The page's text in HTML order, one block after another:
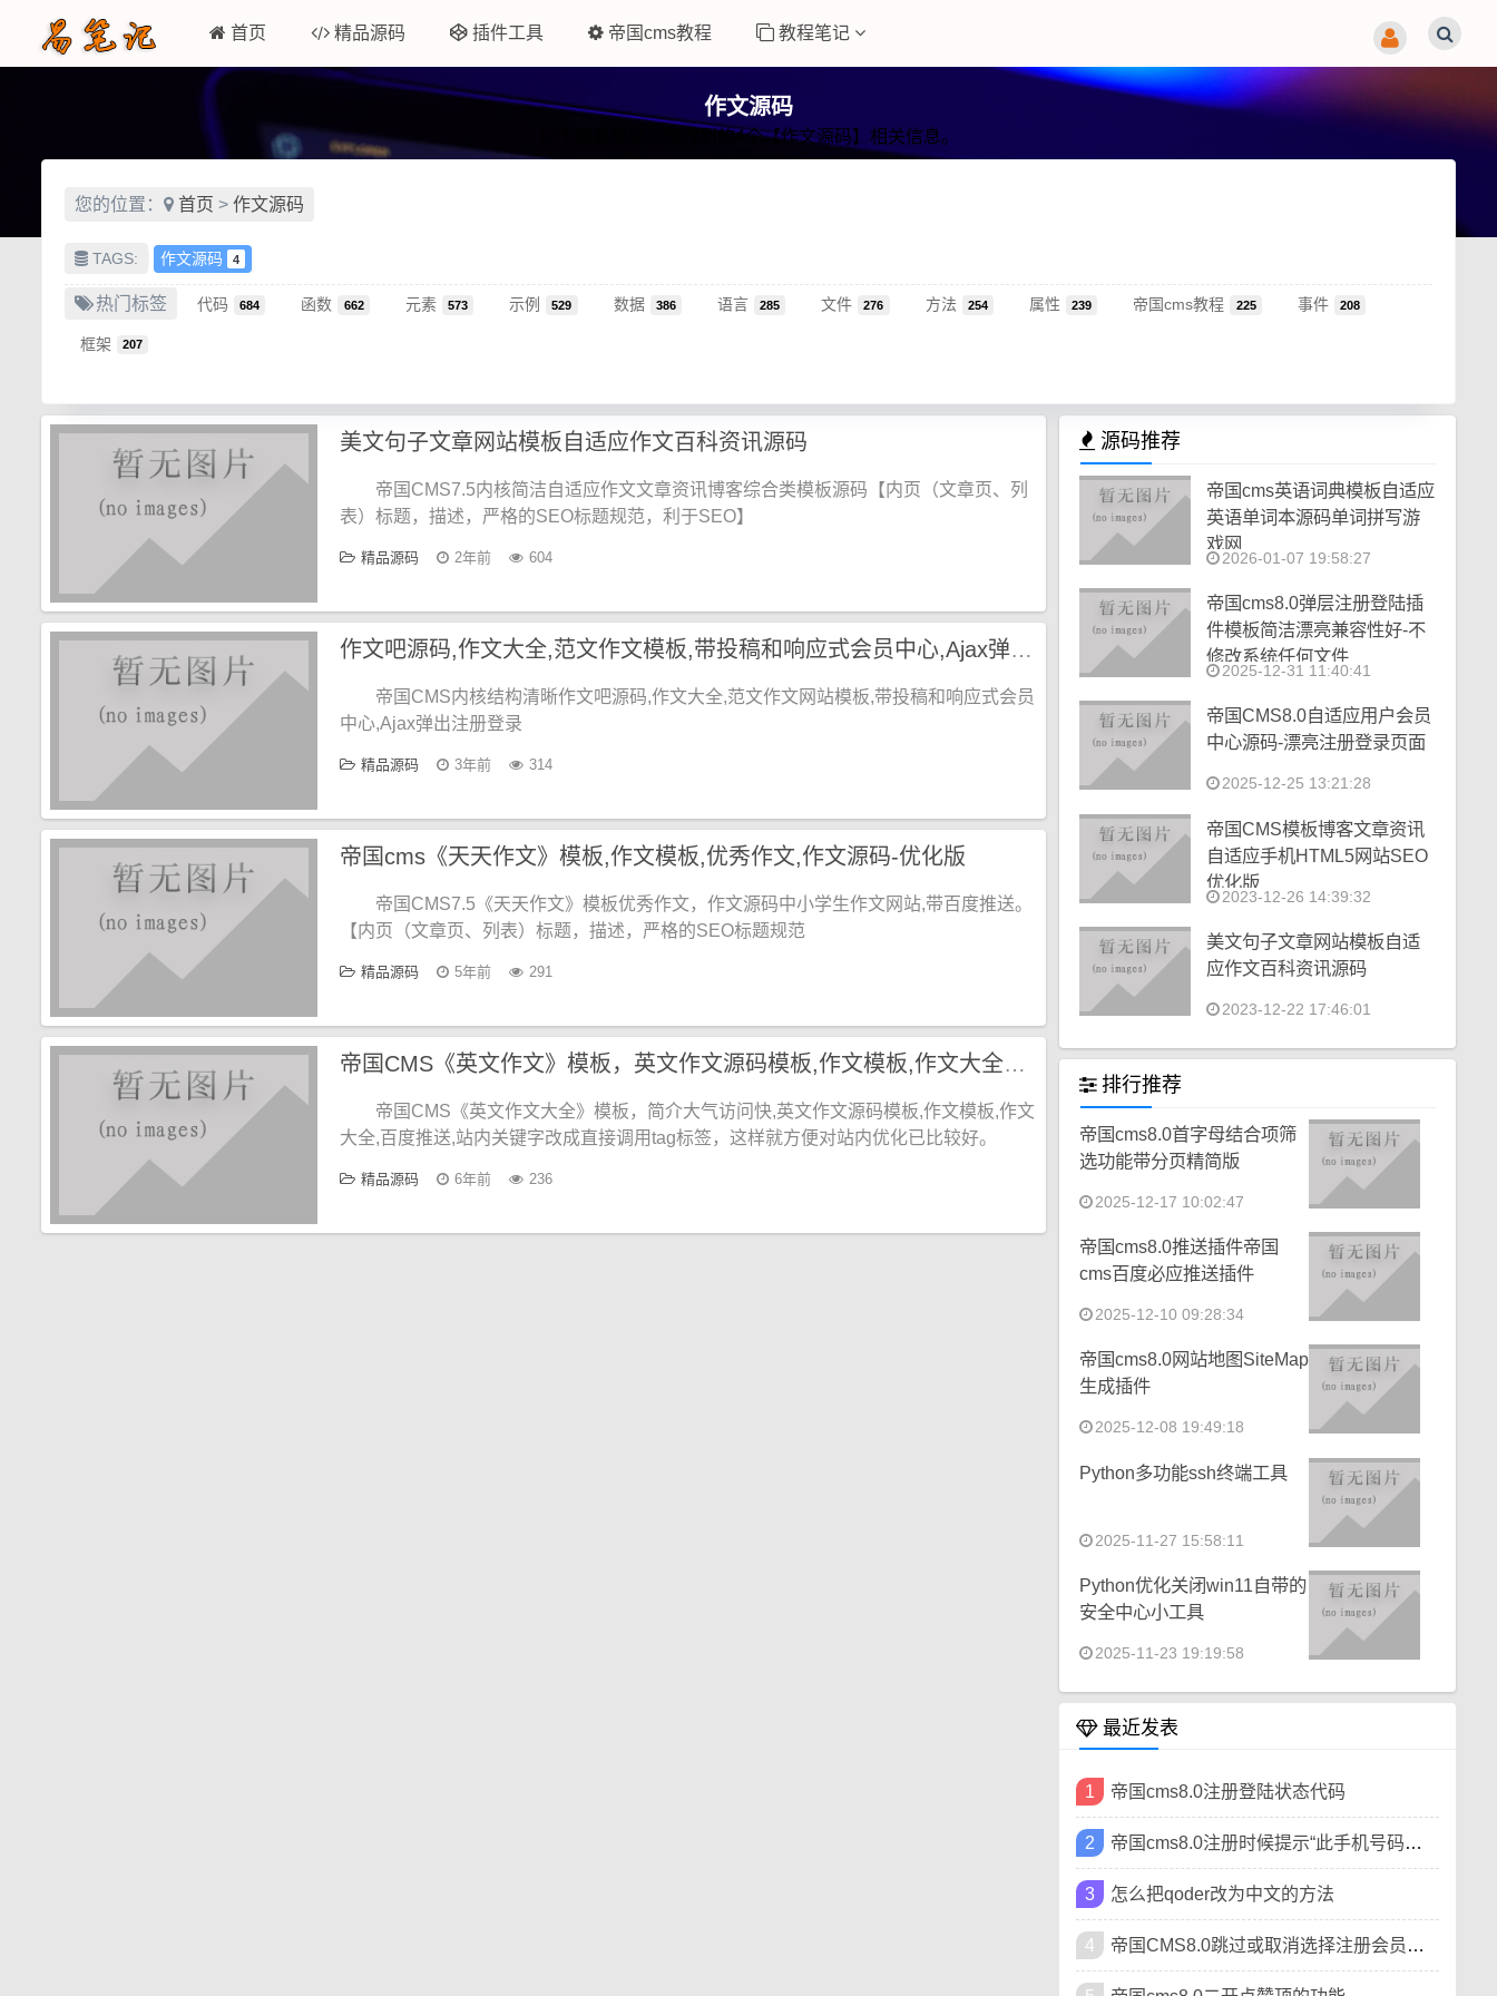
首页 精品源码 插件工具 帝国cms教程 教程笔记
作文源码
以下是易笔记为您找到的4个【作文源码】相关信息。
您的位置： 首页 > 作文源码
TAGS: 作文源码 4
热门标签 代码 684 函数 662 元素 573 示例 529 数据 386 语言 285 文件 276 方法 254 属性 239 帝国cms教程 225 事件 208
框架 207
美文句子文章网站模板自适应作文百科资讯源码
帝国CMS7.5内核简洁自适应作文文章资讯博客综合类模板源码【内页（文章页、列
表）标题，描述，严格的SEO标题规范，利于SEO】
精品源码 2年前 604
作文吧源码,作文大全,范文作文模板,带投稿和响应式会员中心,Ajax弹出注册登录
帝国CMS内核结构清晰作文吧源码,作文大全,范文作文网站模板,带投稿和响应式会员
中心,Ajax弹出注册登录
精品源码 3年前 314
帝国cms《天天作文》模板,作文模板,优秀作文,作文源码-优化版
帝国CMS7.5《天天作文》模板优秀作文，作文源码中小学生作文网站,带百度推送。
【内页（文章页、列表）标题，描述，严格的SEO标题规范
精品源码 5年前 291
帝国CMS《英文作文》模板，英文作文源码模板,作文模板,作文大全，优化版
帝国CMS《英文作文大全》模板，简介大气访问快,英文作文源码模板,作文模板,作文
大全,百度推送,站内关键字改成直接调用tag标签，这样就方便对站内优化已比较好。
精品源码 6年前 236
源码推荐
帝国cms英语词典模板自适应
英语单词本源码单词拼写游
戏网
2026-01-07 19:58:27
帝国cms8.0弹层注册登陆插
件模板简洁漂亮兼容性好-不
修改系统任何文件
2025-12-31 11:40:41
帝国CMS8.0自适应用户会员
中心源码-漂亮注册登录页面
2025-12-25 13:21:28
帝国CMS模板博客文章资讯
自适应手机HTML5网站SEO
优化版
2023-12-26 14:39:32
美文句子文章网站模板自适
应作文百科资讯源码
2023-12-22 17:46:01
排行推荐
帝国cms8.0首字母结合项筛
选功能带分页精简版
2025-12-17 10:02:47
帝国cms8.0推送插件帝国
cms百度必应推送插件
2025-12-10 09:28:34
帝国cms8.0网站地图SiteMap
生成插件
2025-12-08 19:49:18
Python多功能ssh终端工具
2025-11-27 15:58:11
Python优化关闭win11自带的
安全中心小工具
2025-11-23 19:19:58
最近发表
1 帝国cms8.0注册登陆状态代码
2 帝国cms8.0注册时候提示“此手机号码已被注册”
3 怎么把qoder改为中文的方法
4 帝国CMS8.0跳过或取消选择注册会员类型方法